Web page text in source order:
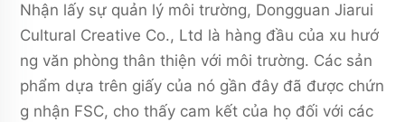
Nhận lấy sự quản lý môi trường, Dongguan Jiarui
Cultural Creative Co., Ltd là hàng đầu của xu hướ
ng văn phòng thân thiện với môi trường. Các sản
phẩm dựa trên giấy của nó gần đây đã được chứn
g nhận FSC, cho thấy cam kết của họ đối với các